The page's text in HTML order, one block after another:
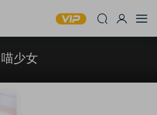
喵少女